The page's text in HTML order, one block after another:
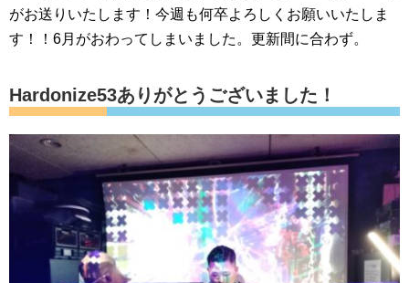
がお送りいたします！今週も何卒よろしくお願いいたしま
す！！6月がおわってしまいました。更新間に合わず。
Hardonize53ありがとうございました！